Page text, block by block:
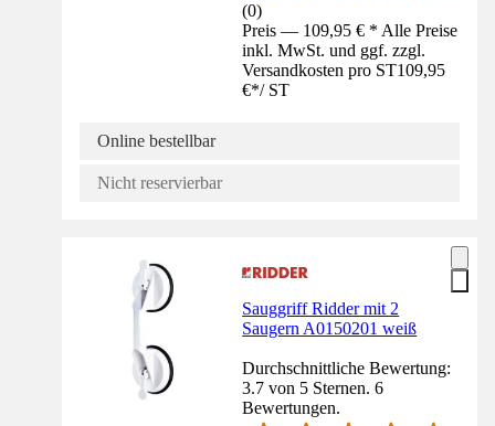
(0)
Preis — 109,95 € * Alle Preise
inkl. MwSt. und ggf. zzgl.
Versandkosten pro ST109,95
€*/ ST
Online bestellbar
Nicht reservierbar
Sauggriff Ridder mit 2
Saugern A0150201 weiß
Durchschnittliche Bewertung:
3.7 von 5 Sternen. 6
Bewertungen.